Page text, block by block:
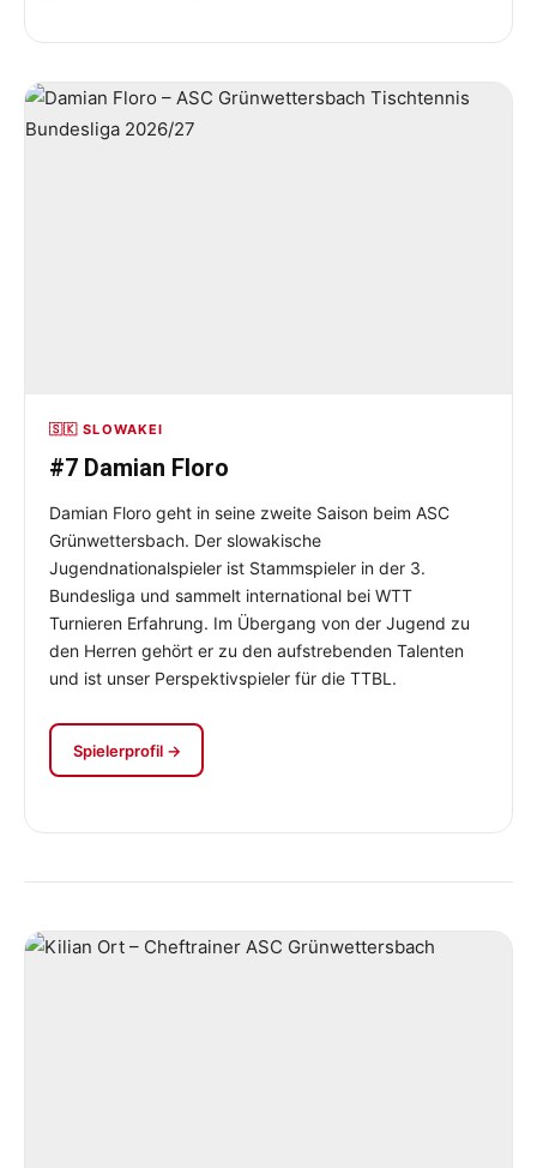
🇸🇰 SLOWAKEI
#7 Damian Floro
Damian Floro geht in seine zweite Saison beim ASC
Grünwettersbach. Der slowakische
Jugendnationalspieler ist Stammspieler in der 3.
Bundesliga und sammelt international bei WTT
Turnieren Erfahrung. Im Übergang von der Jugend zu
den Herren gehört er zu den aufstrebenden Talenten
und ist unser Perspektivspieler für die TTBL.
Spielerprofil →